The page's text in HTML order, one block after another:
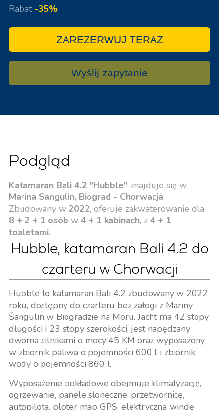
Rabat -35%
ZAREZERWUJ TERAZ
Wyślij zapytanie
Podgląd
Katamaran Bali 4.2 "Hubble" znajduje się w
Marina Sangulin, Biograd - Chorwacja.
Zbudowany w 2022, oferuje zakwaterowanie dla
8 + 2 + 1 osób w 4 + 1 kabinach, z 4 + 1
toaletami.
Hubble, katamaran Bali 4.2 do
czarteru w Chorwacji
Hubble to katamaran Bali 4.2 zbudowany w 2022
roku, dostępny do czarteru bez załogi z Mariny
Šangulin w Biogradzie na Moru. Jacht ma 42 stopy
długości i 23 stopy szerokości, jest napędzany
dwoma silnikami o mocy 45 KM oraz wyposażony
w zbiornik paliwa o pojemności 600 l i zbiornik
wody o pojemności 860 l.
Wyposażenie pokładowe obejmuje klimatyzację,
ogrzewanie, panele słoneczne, przetwornicę,
autopilota, ploter map GPS, elektryczną windę